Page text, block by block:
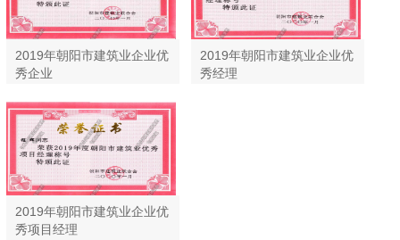
2019年朝阳市建筑业企业优
秀企业
2019年朝阳市建筑业企业优
秀经理
2019年朝阳市建筑业企业优
秀项目经理